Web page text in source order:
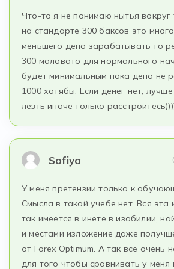
Что-то я не понимаю нытья вокруг
на стандарте 300 баксов это
меньшего депо зарабатывать то
300 маловато для нормального
будет минимальным пока депо не
1000 хотябы. Если денег нет,
лезть иначе только
Sofiya
У меня претензии только к
Смысла в такой учебе нет. Вся
так имеется в инете в изобилии,
и местами изложение даже
от Forex Optimum. А так все очень
для того чтобы сравнивать у меня